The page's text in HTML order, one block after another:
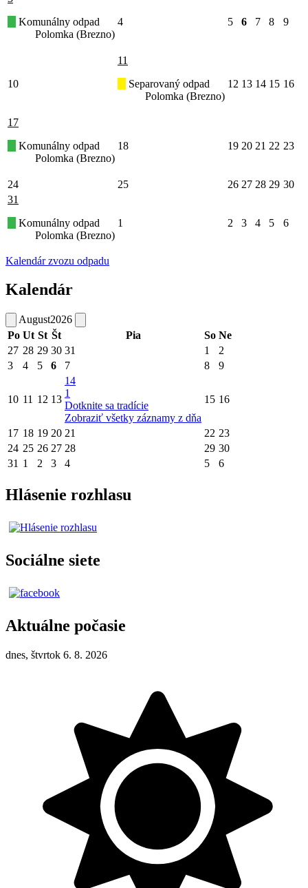
Komunálny odpad
Polomka (Brezno)
4 5 6 7 8 9
10
11
Separovaný odpad
Polomka (Brezno)
12 13 14 15 16
17
Komunálny odpad
Polomka (Brezno)
18 19 20 21 22 23
24 25 26 27 28 29 30
31
Komunálny odpad
Polomka (Brezno)
1 2 3 4 5 6
Kalendár zvozu odpadu
Kalendár
August2026
Po Ut St Št Pia So Ne
27 28 29 30 31 1
2
3
4 5 6 7 8 9
10 11 12 13
14
1
Dotknite sa tradície
Zobraziť všetky záznamy z dňa
15 16
17 18 19 20 21 22 23
24 25 26 27 28 29 30
31 1 2 3 4 5 6
Hlásenie rozhlasu
Sociálne siete
Aktuálne počasie
dnes, štvrtok 6. 8. 2026